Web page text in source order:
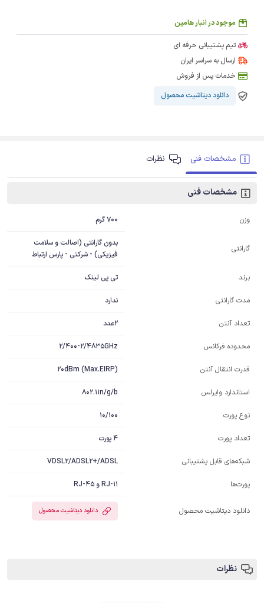
موجود در انبار هامین
تیم پشتیبانی حرفه ای
ارسال به سراسر ایران
خدمات پس از فروش
دانلود دیتاشیت محصول
مشخصات فنی نظرات
مشخصات فنی
وزن 700 گرم
گارانتی
بدون گارانتی (اصالت و سلامت
فیزیکی) - شرکتی - پارس ارتباط
برند تی پی لینک
مدت گارانتی ندارد
تعداد آنتن 2عدد
محدوده فرکانس 2/400-2/4835GHz
قدرت انتقال آنتن 20dBm (Max.EIRP)
استاندارد وایرلس 802.11n/g/b
نوع پورت 10/100
تعداد پورت 4 پورت
شبکه‌های قابل پشتیبانی VDSL2/ADSL2+/ADSL
پورت‌ها RJ-11 و RJ-45
دانلود دیتاشیت محصول دانلود دیتاشیت محصول
نظرات